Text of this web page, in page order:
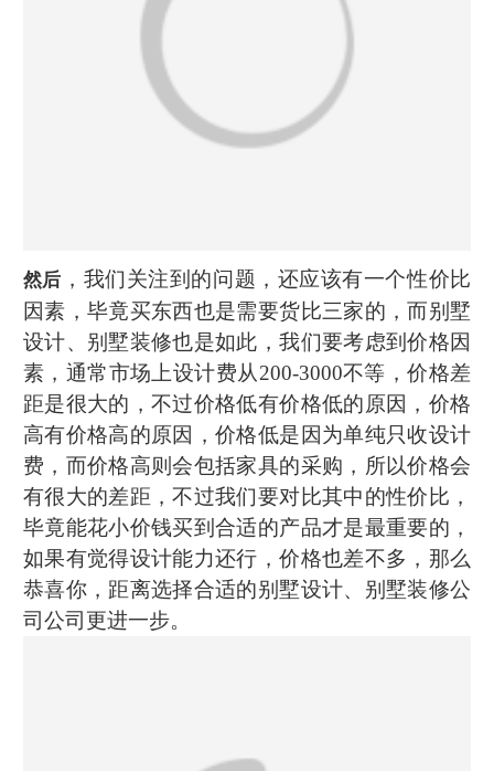
然后 ，我们关注到的问题，还应该有一个性价比
因素，毕竟买东西也是需要货比三家的，而别墅
设计、别墅装修也是如此，我们要考虑到价格因
素，通常市场上设计费从200-3000不等，价格差
距是很大的，不过价格低有价格低的原因，价格
高有价格高的原因，价格低是因为单纯只收设计
费，而价格高则会包括家具的采购，所以价格会
有很大的差距，不过我们要对比其中的性价比，
毕竟能花小价钱买到合适的产品才是最重要的，
如果有觉得设计能力还行，价格也差不多，那么
恭喜你，距离选择合适的别墅设计、别墅装修公
司公司更进一步。